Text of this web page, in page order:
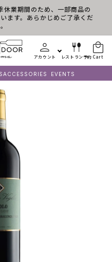
業期間のため、一部商品の
ます。あらかじめご了承くだ
アカウント レストラン予約 Cart
ACCESSORIES EVENTS